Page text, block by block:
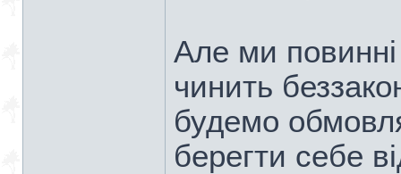
Але ми повинні
чинить
будемо
берегти себе